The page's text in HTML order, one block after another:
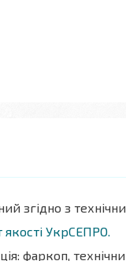
згідно з
якості УкрСЕПРО.
фаркоп,